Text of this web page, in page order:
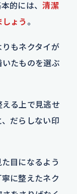
的には、清潔
ょう 。
もネクタイが
たものを選ぶ
る上で見逃せ
だらしない印
目になるよう
に整えたネク